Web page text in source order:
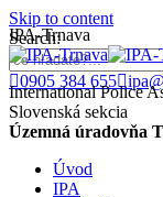
Skip to content
Search:
0905 384 655
IPA-Trnava
International Police
Slovenská sekcia
Územná úradovňa
Úvod
IPA